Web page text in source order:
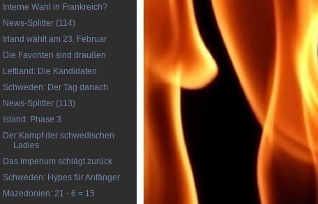
Interne Wahl in Frankreich?
News-Splitter (114)
Irland wählt am 23. Februar
Die Favoriten sind draußen
Lettland: Die Kandidaten
Schweden: Der Tag danach
News-Splitter (113)
Island: Phase 3
Der Kampf der schwedischen
Ladies
Das Imperium schlägt zurück
Schweden: Hypes für Anfänger
Mazedonien: 21 - 6 = 15